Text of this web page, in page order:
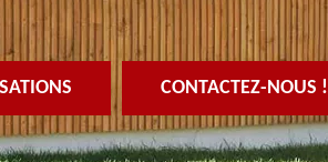
CONTACTEZ-NOUS !